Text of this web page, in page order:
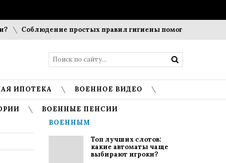
простых правил гигиены помогает сохранить
ИПОТЕКА ВОЕННОЕ ВИДЕО
ВОЕННЫЕ ПЕНСИИ
ВОЕННЫМ
Топ лучших слотов:
какие автоматы чаще
выбирают игроки?